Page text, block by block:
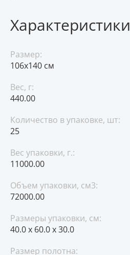
Характеристики
Размер:
106х140 см
Вес, г:
440.00
Количество в упаковке, шт:
25
Вес упаковки, г.:
11000.00
Объем упаковки, см3:
72000.00
Размеры упаковки, см:
40.0 x 60.0 x 30.0
Размер полотна: